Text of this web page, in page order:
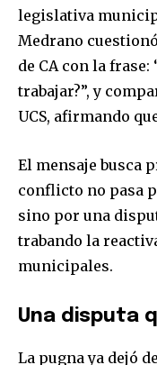
Join our
or click the subscribe
your privacy and won't
safe with us.
I've read and accept
legislativa
Medrano
de CA con la frase:
trabajar?”, y
UCS, afirmando
El mensaje busca
conflicto no pasa
sino por una
trabando la
municipales.
Una disputa
La pugna ya dejó